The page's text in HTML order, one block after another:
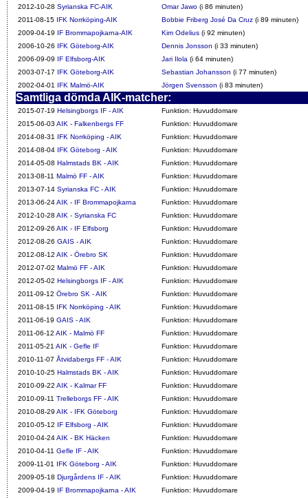
2012-10-28 Syrianska FC-AIK Omar Jawo (i 86 minuten)
2011-08-15 IFK Norrköping-AIK Bobbie Friberg José Da Cruz (i 89 minuten)
2009-04-19 IF Brommapojkarna-AIK Kim Odelius (i 92 minuten)
2006-10-26 IFK Göteborg-AIK Dennis Jonsson (i 33 minuten)
2006-09-09 IF Elfsborg-AIK Jari Ilola (i 64 minuten)
2003-07-17 IFK Göteborg-AIK Sebastian Johansson (i 77 minuten)
2002-04-01 IFK Malmö-AIK Jörgen Svensson (i 83 minuten)
Samtliga dömda AIK-matcher:
2015-07-19 Helsingborgs IF - AIK
Funktion: Huvuddomare
2015-06-03 AIK - Falkenbergs FF
Funktion: Huvuddomare
2014-08-31 IFK Norrköping - AIK
Funktion: Huvuddomare
2014-08-04 IFK Göteborg - AIK
Funktion: Huvuddomare
2014-05-08 Halmstads BK - AIK
Funktion: Huvuddomare
2013-08-11 Malmö FF - AIK
Funktion: Huvuddomare
2013-07-14 Syrianska FC - AIK
Funktion: Huvuddomare
2013-06-24AIK - IF Brommapojkarna
Funktion: Huvuddomare
2012-10-28 AIK - Syrianska FC
Funktion: Huvuddomare
2012-09-26 AIK - IF Elfsborg
Funktion: Huvuddomare
2012-08-26 GAIS - AIK
Funktion: Huvuddomare
2012-08-12 AIK - Örebro SK
Funktion: Huvuddomare
2012-07-02 Malmö FF - AIK
Funktion: Huvuddomare
2012-05-02 Helsingborgs IF - AIK
Funktion: Huvuddomare
2011-09-12 Örebro SK - AIK
Funktion: Huvuddomare
2011-08-15 IFK Norrköping - AIK
Funktion: Huvuddomare
2011-06-19 GAIS - AIK
Funktion: Huvuddomare
2011-06-12 AIK - Malmö FF
Funktion: Huvuddomare
2011-05-21 AIK - Gefle IF
Funktion: Huvuddomare
2010-11-07 Åtvidabergs FF - AIK
Funktion: Huvuddomare
2010-10-25 Halmstads BK - AIK
Funktion: Huvuddomare
2010-09-22 AIK - Kalmar FF
Funktion: Huvuddomare
2010-09-11 Trelleborgs FF - AIK
Funktion: Huvuddomare
2010-08-29 AIK - IFK Göteborg
Funktion: Huvuddomare
2010-05-12 IF Elfsborg - AIK
Funktion: Huvuddomare
2010-04-24AIK - BK Häcken
Funktion: Huvuddomare
2010-04-11 Gefle IF - AIK
Funktion: Huvuddomare
2009-11-01 IFK Göteborg - AIK
Funktion: Huvuddomare
2009-05-18 Djurgårdens IF - AIK
Funktion: Huvuddomare
2009-04-19 IF Brommapojkarna - AIK
Funktion: Huvuddomare